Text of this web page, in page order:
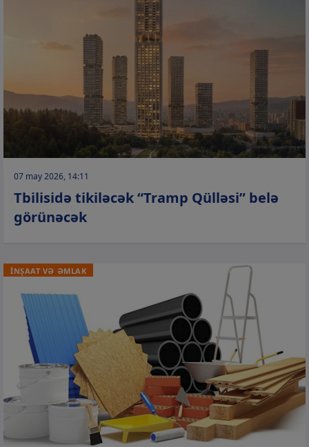
07 may 2026, 14:11
Tbilisidə tikiləcək “Tramp Qülləsi” belə
görünəcək
İNŞAAT VƏ ƏMLAK